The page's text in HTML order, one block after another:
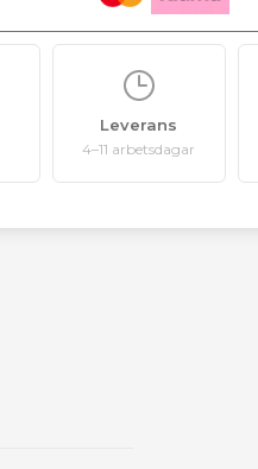
Leverans
4–11 arbetsdagar